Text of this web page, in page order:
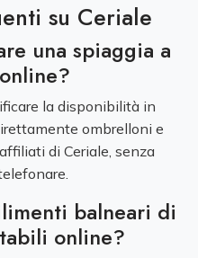
su Ceriale
una spiaggia a
la disponibilità in
ombrelloni e
di Ceriale, senza
balneari di
online?